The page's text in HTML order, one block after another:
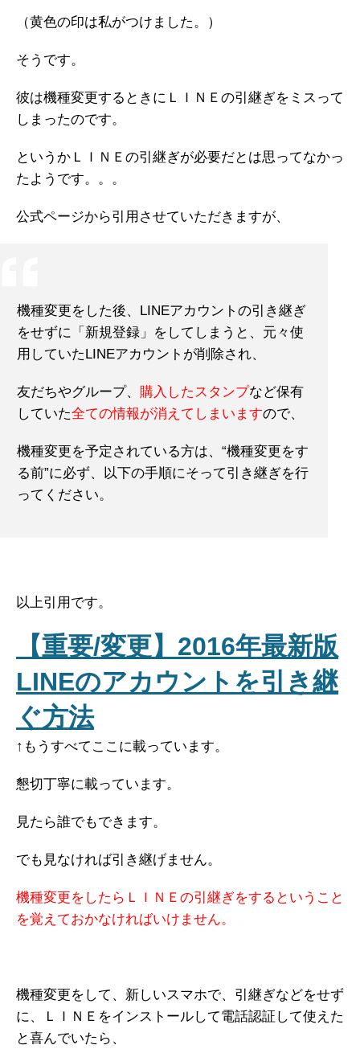
（黄色の印は私がつけました。）
そうです。
彼は機種変更するときにＬＩＮＥの引継ぎをミスって
しまったのです。
というかＬＩＮＥの引継ぎが必要だとは思ってなかっ
たようです。。。
公式ページから引用させていただきますが、
機種変更をした後、LINEアカウントの引き継ぎ
をせずに「新規登録」をしてしまうと、元々使
用していたLINEアカウントが削除され、
友だちやグループ、 購入したスタンプなど保有
していた全ての情報が消えてしまいますので、
機種変更を予定されている方は、“機種変更をす
る前”に必ず、以下の手順にそって引き継ぎを行
ってください。
以上引用です。
【重要/変更】2016年最新版
LINEのアカウントを引き継
ぐ方法
↑もうすべてここに載っています。
懇切丁寧に載っています。
見たら誰でもできます。
でも見なければ引き継げません。
機種変更をしたらＬＩＮＥの引継ぎをするということ
を覚えておかなければいけません。
機種変更をして、新しいスマホで、引継ぎなどをせず
に、ＬＩＮＥをインストールして電話認証して使えた
と喜んでいたら、